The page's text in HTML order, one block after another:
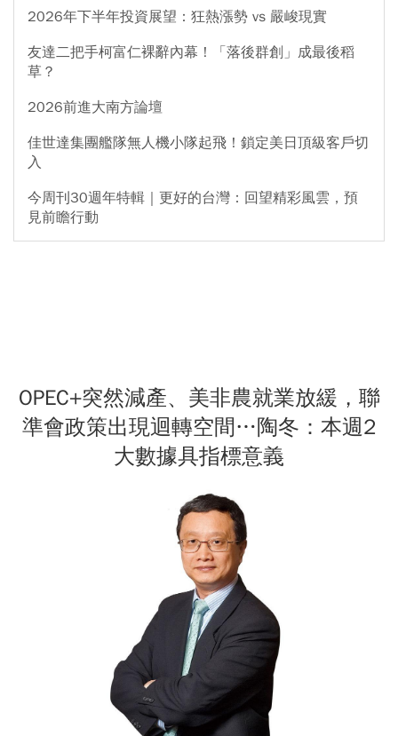
2026年下半年投資展望：狂熱漲勢 vs 嚴峻現實
友達二把手柯富仁裸辭內幕！「落後群創」成最後稻
草？
2026前進大南方論壇
佳世達集團艦隊無人機小隊起飛！鎖定美日頂級客戶切
入
今周刊30週年特輯｜更好的台灣：回望精彩風雲，預
見前瞻行動
OPEC+突然減產、美非農就業放緩，聯
準會政策出現迴轉空間…陶冬：本週2
大數據具指標意義